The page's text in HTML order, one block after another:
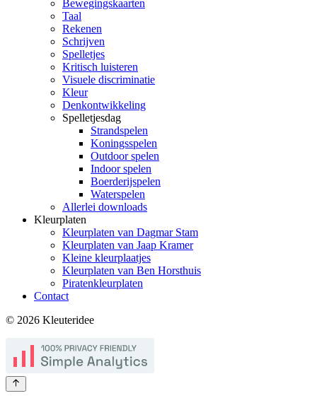
Bewegingskaarten
Taal
Rekenen
Schrijven
Spelletjes
Kritisch luisteren
Visuele discriminatie
Kleur
Denkontwikkeling
Spelletjesdag
Strandspelen
Koningsspelen
Outdoor spelen
Indoor spelen
Boerderijspelen
Waterspelen
Allerlei downloads
Kleurplaten
Kleurplaten van Dagmar Stam
Kleurplaten van Jaap Kramer
Kleine kleurplaatjes
Kleurplaten van Ben Horsthuis
Piratenkleurplaten
Contact
© 2026 Kleuteridee